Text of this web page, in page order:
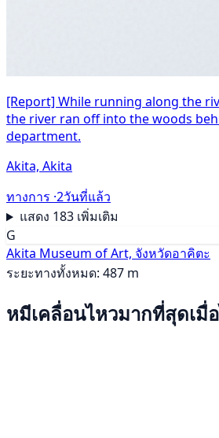
[Report] While running along the
the river ran off into the woods
department.
Akita, Akita
ทางการ ·2วันที่แล้ว
แสดง 183 เพิ่มเติม
G
Akita Museum of Art, จังหวัดอาคิตะ
ระยะทางทั้งหมด: 487 m
หมีเคลื่อนไหวมากที่สุดเมื่